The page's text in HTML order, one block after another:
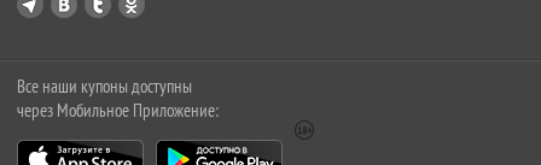
Все наши купоны доступны
через Мобильное Приложение: